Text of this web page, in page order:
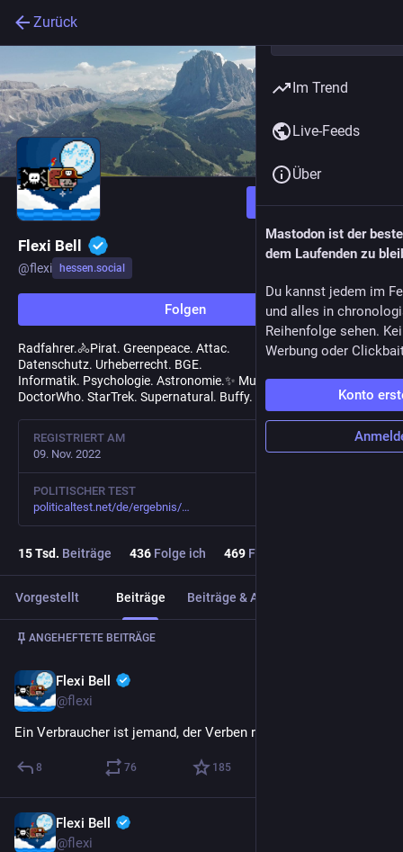
Zurück
Folgen
Flexi Bell
@flexi hessen.social
Folgen
Radfahrer.🚴Pirat. Greenpeace. Attac.
Datenschutz. Urheberrecht. BGE.
Informatik. Psychologie. Astronomie.✨ Musik.🎶
DoctorWho. StarTrek. Supernatural. Buffy.
REGISTRIERT AM
09. Nov. 2022
POLITISCHER TEST
politicaltest.net/de/ergebnis/
15Tsd. Beiträge 436 Folge ich 469 Follower
Vorgestellt Beiträge Beiträge & Antworten
ANGEHEFTETE BEITRÄGE
Flexi Bell
@flexi
Ein Verbraucher ist jemand, der Verben raucht.
8 76 185
Flexi Bell
@flexi
Im Trend
Live-Feeds
Über
Mastodon ist der
dem Laufenden zu
Du kannst jedem im
und alles in
Reihenfolge sehen.
Werbung oder
Konto